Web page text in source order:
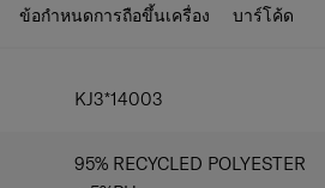
handles
ข้อกำหนดการถือขึ้นเครื่อง บาร์โค้ด
KJ3*14003
95% RECYCLED POLYESTER